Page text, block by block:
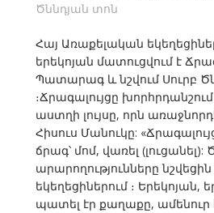
Ծննդյան տոն
Հայ Առաքելական
երեկոյան մատուցվում է
Պատարագ և նշվում Սուրբ
։Ճրագալույցը
աստղի լույսը, որն
Հիսուս Մանուկը:
ճրագ՝ մոմ, վառել
արարողությունները
եկեղեցիներում ։ Երեկոյան,
պատել էր քաղաքը, ամենուր